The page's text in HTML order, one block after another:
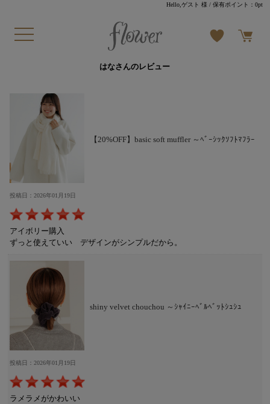
Hello,ゲスト 様 / 保有ポイント：0pt
はなさんのレビュー
【20%OFF】basic soft muffler ～ﾍﾞｰｼｯｸｿﾌﾄﾏﾌﾗｰ
投稿日：2026年01月19日
アイボリー購入
ずっと使えていい デザインがシンプルだから。
shiny velvet chouchou ～ｼｬｲﾆｰﾍﾞﾙﾍﾞｯﾄｼｭｼｭ
投稿日：2026年01月19日
ラメラメがかわいい